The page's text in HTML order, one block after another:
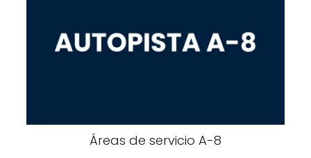
Áreas de servicio A-​​8